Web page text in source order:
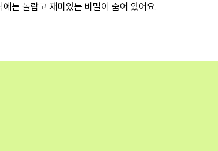
에는 놀랍고 재미있는 비밀이 숨어 있어요.